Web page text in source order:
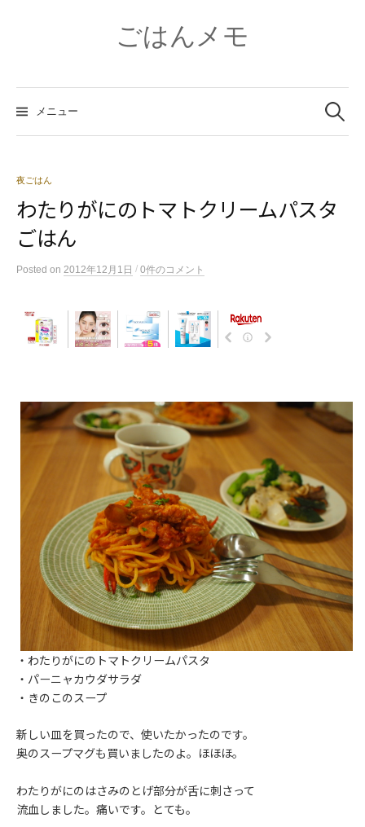
ス
キ
プ
ごはんメモ
メニュー
索:
夜ごはん
わたりがにのトマトクリームパスタ
ごはん
Posted on 2012年12月1日 / 0件のコメント
・わたりがにのトマトクリームパスタ
・パーニャカウダサラダ
・きのこのスープ
新しい皿を買ったので、使いたかったのです。
奥のスープマグも買いましたのよ。ほほほ。
わたりがにのはさみのとげ部分が舌に刺さって
流血しました。痛いです。とても。